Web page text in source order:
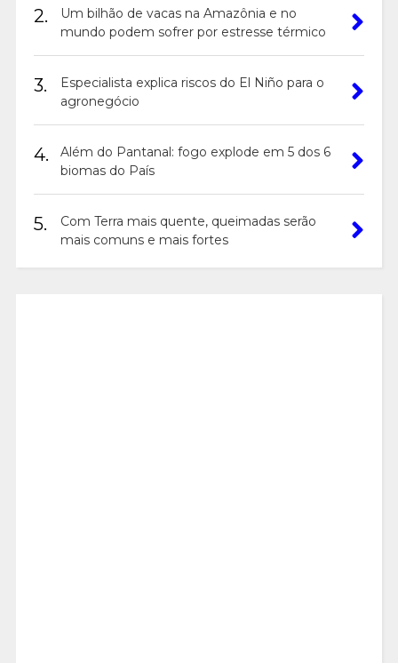
2.
Um bilhão de vacas na Amazônia e no
mundo podem sofrer por estresse térmico
3.
Especialista explica riscos do El Niño para o
agronegócio
4.
Além do Pantanal: fogo explode em 5 dos 6
biomas do País
5.
Com Terra mais quente, queimadas serão
mais comuns e mais fortes